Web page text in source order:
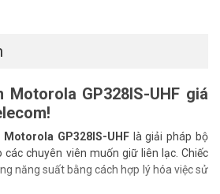
Motorola GP328IS-UHF giá
GP328IS-UHFlà giải pháp bộ
chuyên viên muốn giữ liên lạc. Chiếc
năng suất bằng cách hợp lý hóa việc sử